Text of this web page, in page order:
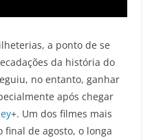
a ponto de se
da história do
no entanto, ganhar
após chegar
+. Um dos filmes mais
final de agosto, o longa